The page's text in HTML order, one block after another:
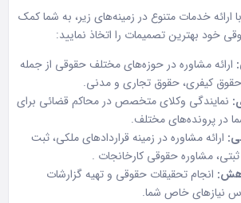
خدمات متنوع در زمینه‌های زیر، به شما کمک
خود بهترین تصمیمات را اتخاذ نمایید:
ارائه مشاوره در حوزه‌های مختلف حقوقی از جمله
حقوق کیفری، حقوق تجاری و مدنی.
نمایندگی وکلای متخصص در محاکم قضائی برای
در پرونده‌های مختلف.
ارائه مشاوره در زمینه قراردادهای ملکی، ثبت
مشاوره حقوقی کارخانجات .
انجام تحقیقات حقوقی و تهیه گزارشات
نیازهای خاص شما.